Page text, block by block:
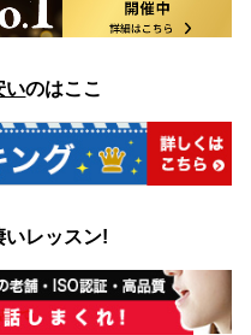
いのはここ
いレッスン!